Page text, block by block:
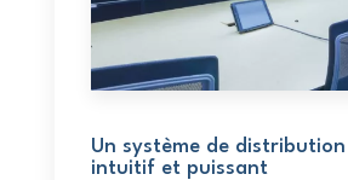
Un système de
intuitif et puissant